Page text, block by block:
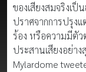
ของเสียงสมจริงเ
ปราศจากการปรุงแ
ร้อง หรือความมีตั
ประสานเสียงอย่า
Mylardome